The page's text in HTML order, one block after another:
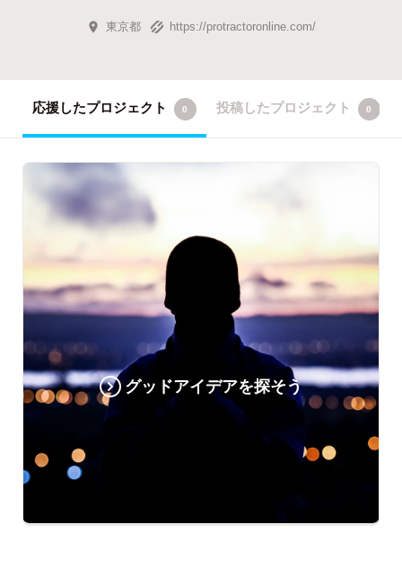
東京都 https://protractoronline.com/
応援したプロジェクト 0 投稿したプロジェクト 0
グッドアイデアを探そう